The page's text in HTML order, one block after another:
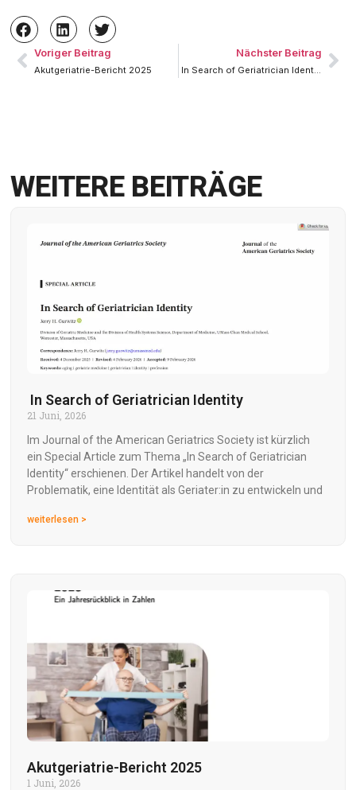
Voriger Beitrag
Akutgeriatrie-Bericht 2025
Nächster Beitrag
In Search of Geriatrician Identity
WEITERE BEITRÄGE
In Search of Geriatrician Identity
21 Juni, 2026
Im Journal of the American Geriatrics Society ist kürzlich
ein Special Article zum Thema „In Search of Geriatrician
Identity“ erschienen. Der Artikel handelt von der
Problematik, eine Identität als Geriater:in zu entwickeln und
weiterlesen >
Akutgeriatrie-Bericht 2025
1 Juni, 2026